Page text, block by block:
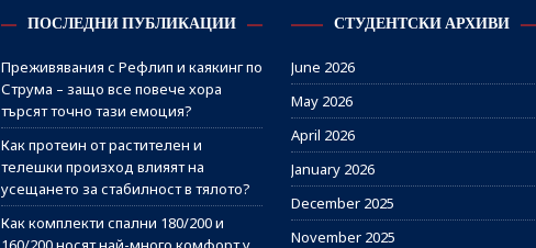
ПОСЛЕДНИ ПУБЛИКАЦИИ
Преживявания с Рефлип и каякинг по
Струма – защо все повече хора
търсят точно тази емоция?
Как протеин от растителен и
телешки произход влияят на
усещането за стабилност в тялото?
Как комплекти спални 180/200 и
СТУДЕНТСКИ АРХИВИ
June 2026
May 2026
April 2026
January 2026
December 2025
November 2025